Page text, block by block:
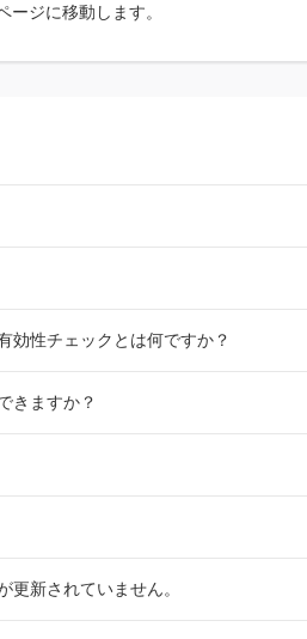
ージに移動します。
効性チェックとは何ですか？
きますか？
更新されていません。